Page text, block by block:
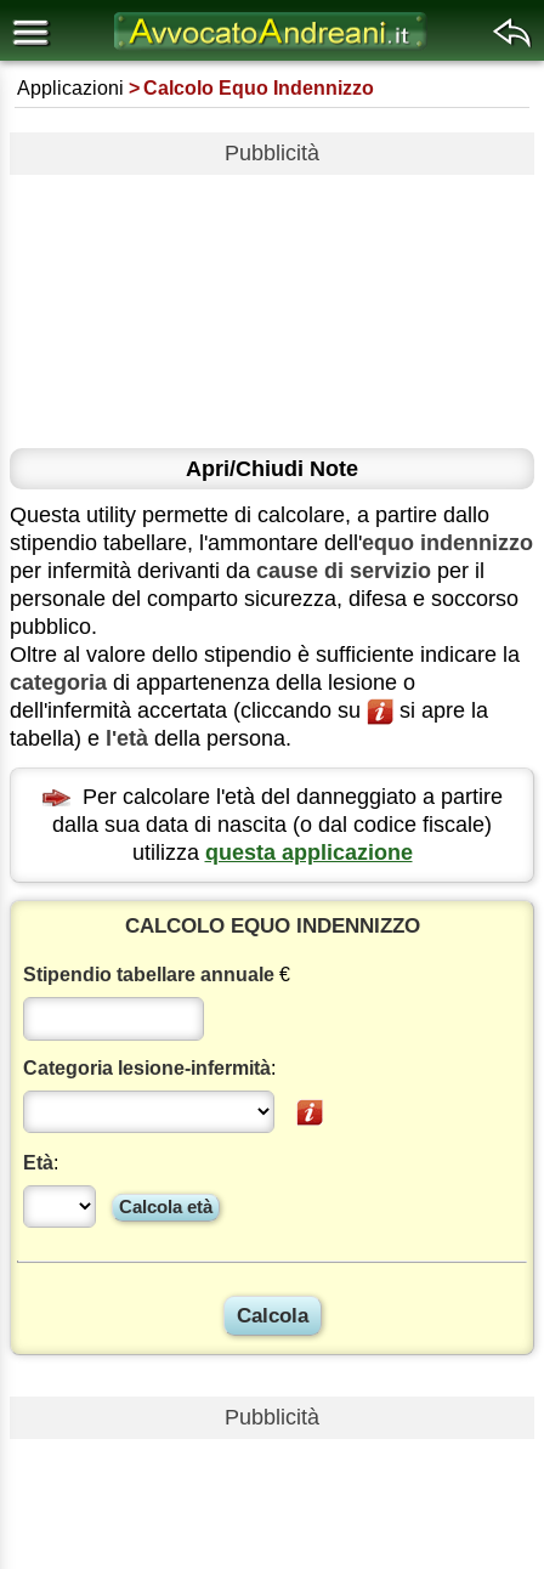
Applicazioni Calcolo Equo Indennizzo
Pubblicità
Apri/Chiudi Note
Questa utility permette di calcolare, a partire dallo
stipendio tabellare, l'ammontare dell'equo indennizzo
per infermità derivanti da cause di servizio per il
personale del comparto sicurezza, difesa e soccorso
pubblico.
Oltre al valore dello stipendio è sufficiente indicare la
categoria di appartenenza della lesione o
dell'infermità accertata (cliccando su
si apre la
tabella) e l'età della persona.
Per calcolare l'età del danneggiato a partire
dalla sua data di nascita (o dal codice fiscale)
utilizza questa applicazione
CALCOLO EQUO INDENNIZZO
Stipendio tabellare annuale €
Categoria lesione-infermità:
Età:
Calcola età
Pubblicità